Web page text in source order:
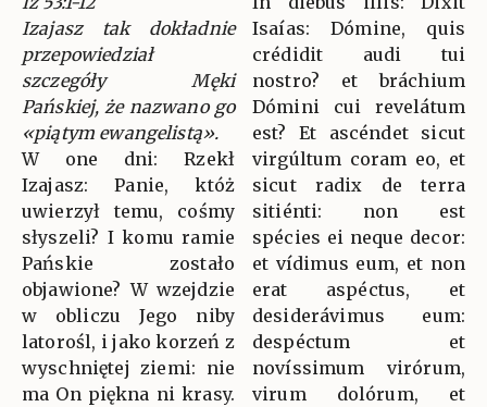
Izajasz tak dokładnie
przepowiedział
szczegóły Męki
Pańskiej, że nazwano go
«piątym ewangelistą».
W one dni: Rzekł
Izajasz: Panie, któż
uwierzył temu, cośmy
słyszeli? I komu ramie
Pańskie zostało
objawione? W wzejdzie
w obliczu Jego niby
latorośl, i jako korzeń z
wyschniętej ziemi: nie
ma On piękna ni krasy.
Isaías: Dómine, quis
crédidit audi tui
nostro? et bráchium
Dómini cui revelátum
est? Et ascéndet sicut
virgúltum coram eo, et
sicut radix de terra
sitiénti: non est
spécies ei neque decor:
et vídimus eum, et non
erat aspéctus, et
desiderávimus eum:
despéctum et
novíssimum virórum,
virum dolórum, et